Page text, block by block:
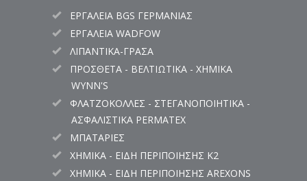
ΕΡΓΑΛΕΙΑ BGS ΓΕΡΜΑΝΙΑΣ
ΕΡΓΑΛΕΙΑ WADFOW
ΛΙΠΑΝΤΙΚΑ-ΓΡΑΣΑ
ΠΡΟΣΘΕΤΑ - ΒΕΛΤΙΩΤΙΚΑ - ΧΗΜΙΚΑ
WYNN'S
ΦΛΑΤΖΟΚΟΛΛΕΣ - ΣΤΕΓΑΝΟΠΟΙΗΤΙΚΑ -
ΑΣΦΑΛΙΣΤΙΚΑ PERMATEX
ΜΠΑΤΑΡΙΕΣ
ΧΗΜΙΚΑ - ΕΙΔΗ ΠΕΡΙΠΟΙΗΣΗΣ K2
ΧΗΜΙΚΑ - ΕΙΔΗ ΠΕΡΙΠΟΙΗΣΗΣ AREXONS